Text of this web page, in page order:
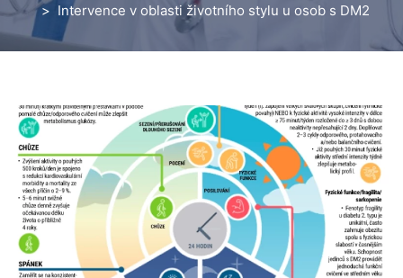
Intervence v oblasti životního stylu u osob s DM2